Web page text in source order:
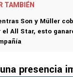
TAMBIÉN
Son y Müller
el All Star, esto
presencia